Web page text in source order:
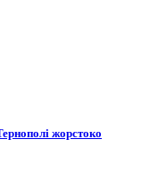
жорстоко